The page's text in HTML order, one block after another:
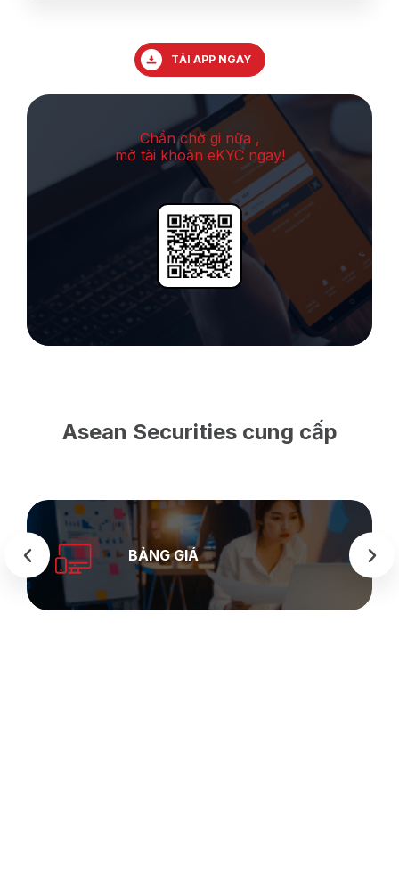
TẢI APP NGAY
Chần chờ gi nữa ,
mở tài khoản eKYC ngay!
Asean Securities cung cấp
BẢNG GIÁ